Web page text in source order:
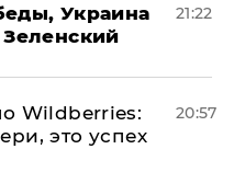
Украина
Зеленский
21:22
Wildberries:
это успех
20:57